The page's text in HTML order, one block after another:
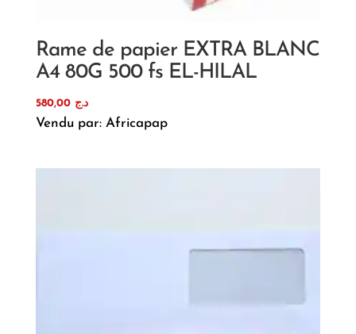
Rame de papier EXTRA BLANC
A4 80G 500 fs EL-HILAL
د.ج 580,00
Vendu par: Africapap